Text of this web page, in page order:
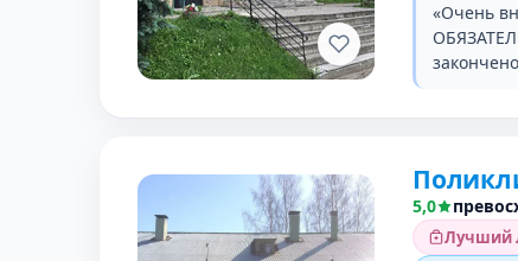
«Очень
5,0
Лучший